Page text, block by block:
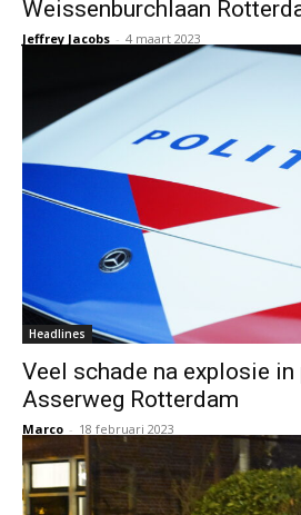
Weissenburchlaan
Jeffrey Jacobs - 4 maart 2023
Headlines
Veel schade na explosie
Asserweg Rotterdam
Marco - 18 februari 2023